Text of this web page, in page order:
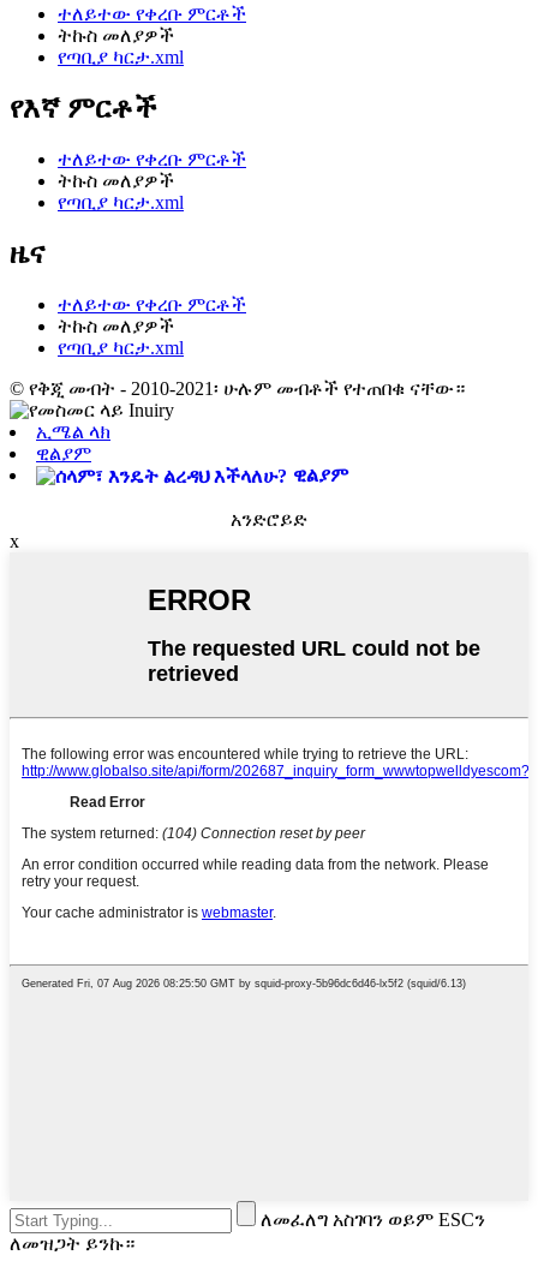
ተለይተው የቀረቡ ምርቶች
ትኩስ መለያዎች
የጣቢያ ካርታ.xml
የእኛ ምርቶች
ተለይተው የቀረቡ ምርቶች
ትኩስ መለያዎች
የጣቢያ ካርታ.xml
ዜና
ተለይተው የቀረቡ ምርቶች
ትኩስ መለያዎች
የጣቢያ ካርታ.xml
© የቅጂ መብት - 2010-2021፡ ሁሉም መብቶች የተጠበቁ ናቸው።
ኢሜል ላክ
ዊልያም
ዊልያም
አንድሮይድ
x
ለመፈለግ አስገባን ወይም ESCን
ለመዝጋት ይንኩ።